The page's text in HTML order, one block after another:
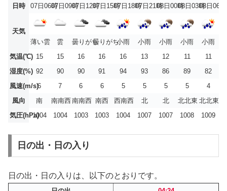
日時 07日06時07日09時07日12時07日15時07日18時07日21時08日00時08日03時08日06時
天気
薄い雲
雲 曇りがち曇りがち小雨 小雨 小雨 小雨
小雨
気温(℃) 15 15 16 16 16 13 12 11
11
湿度(%) 92 90 90 91 94 93 86 89
82
風速(m/s)6 7 6 6 5 5 5 5
4
風向
南 南南西南南西 南西 西南西 北 北 北北東 北北東
気圧(hPa)1004 1004 1003 1003 1004 1007 1007 1008 1009
日の出・日の入り
日の出・日の入りは、以下のとおりです。